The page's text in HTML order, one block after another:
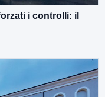
i controlli: il